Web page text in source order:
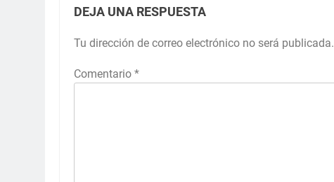
DEJA UNA RESPUESTA
Tu dirección de correo electrónico no será publicada.
Comentario *